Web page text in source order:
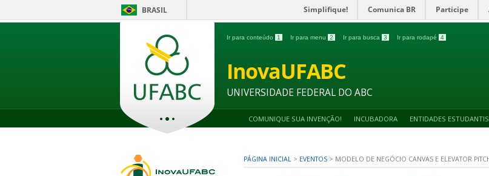
BRASIL Simplifique! Comunica BR Participe
Ir para conteúdo 1 Ir para menu 2 Ir para busca 3 Ir para rodapé 4
InovaUFABC
UNIVERSIDADE FEDERAL DO ABC
COMUNIQUE SUA INVENÇÃO! INCUBADORA ENTIDADES ESTUDANTIS
PÁGINA INICIAL > EVENTOS > MODELO DE NEGÓCIO CANVAS E ELEVATOR